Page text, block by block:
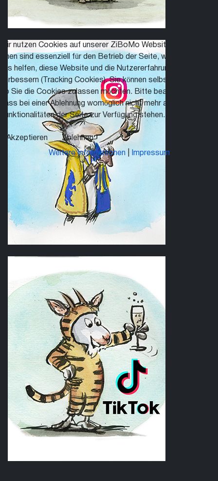
Wir nutzen Cookies auf unserer ZiBoMo Website. Einige von
ihnen sind essenziell für den Betrieb der Seite, während andere
uns helfen, diese Website und die Nutzererfahrung zu
verbessern (Tracking Cookies). Sie können selbst entscheiden,
ob Sie die Cookies zulassen möchten. Bitte beachten Sie,
dass bei einer Ablehnung womöglich nicht mehr alle
Funktionalitäten der Seite zur Verfügung stehen.
Akzeptieren Ablehnen
Weitere Informationen Impressum